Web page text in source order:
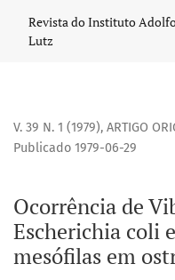
Ocorrência de Vibrio
Revista do Instituto
Lutz
V. 39 N. 1 (1979), ARTIGO
Ocorrência de
Escherichia coli
mesófilas em
Publicado 1979-06-29